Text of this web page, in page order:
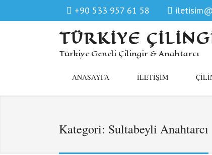
+90 533 957 61 58
TÜRKIYE
Türkiye Geneli Çilingir & Anahtarcı
ANASAYFA İLETIŞIM
Kategori: Sultabeyli Anahtarcı